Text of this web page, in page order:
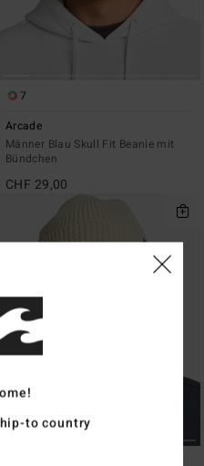
7
Arcade
Männer Blau Skull Fit Beanie mit
Bündchen
CHF 29,00
to country